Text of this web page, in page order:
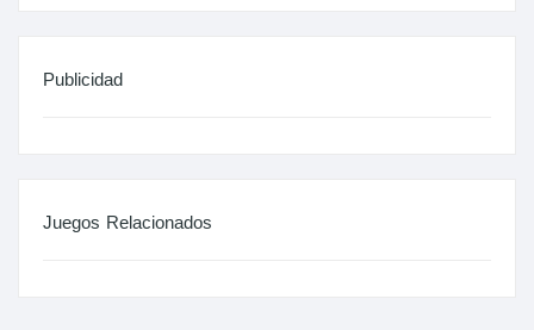
Publicidad
Juegos Relacionados